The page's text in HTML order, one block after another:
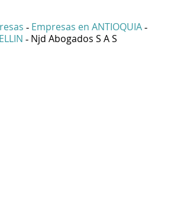
- Empresas en ANTIOQUIA -
- Njd Abogados S A S